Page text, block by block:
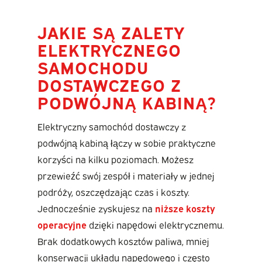
JAKIE SĄ ZALETY
ELEKTRYCZNEGO
SAMOCHODU
DOSTAWCZEGO Z
PODWÓJNĄ KABINĄ?
Elektryczny samochód dostawczy z
podwójną kabiną łączy w sobie praktyczne
korzyści na kilku poziomach. Możesz
przewieźć swój zespół i materiały w jednej
podróży, oszczędzając czas i koszty.
Jednocześnie zyskujesz na niższe koszty
operacyjnedzięki napędowi elektrycznemu.
Brak dodatkowych kosztów paliwa, mniej
konserwacji układu napędowego i często